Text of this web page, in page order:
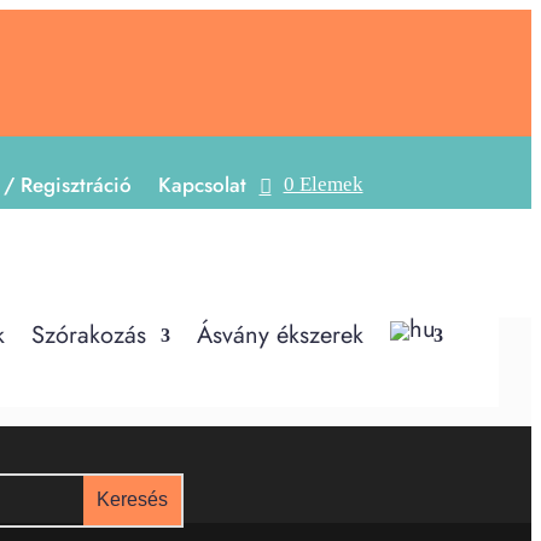
/ Regisztráció Kapcsolat 0 Elemek
Szórakozás Ásvány ékszerek